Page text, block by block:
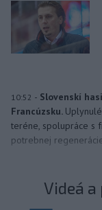
10:52 - Slovenskí
Francúzsku.
teréne, spolupráce s
potrebnej
Videá a